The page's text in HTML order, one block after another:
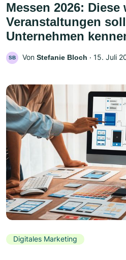
Messen 2026:
Veranstaltungen
Unternehmen
SB Von Stefanie Bloch ‧ 15. Juli
Digitales Marketing